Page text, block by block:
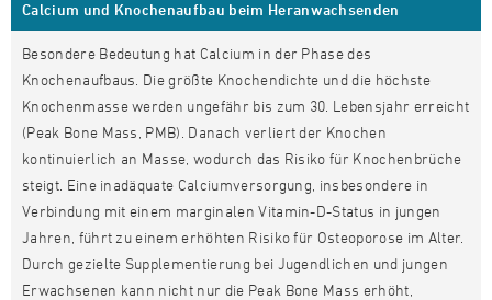
Calcium und Knochenaufbau beim Heranwachsenden
Besondere Bedeutung hat Calcium in der Phase des
Knochenaufbaus. Die größte Knochendichte und die höchste
Knochenmasse werden ungefähr bis zum 30. Lebensjahr erreicht
(Peak Bone Mass, PMB). Danach verliert der Knochen
kontinuierlich an Masse, wodurch das Risiko für Knochenbrüche
steigt. Eine inadäquate Calciumversorgung, insbesondere in
Verbindung mit einem marginalen Vitamin-D-Status in jungen
Jahren, führt zu einem erhöhten Risiko für Osteoporose im Alter.
Durch gezielte Supplementierung bei Jugendlichen und jungen
Erwachsenen kann nicht nur die Peak Bone Mass erhöht,